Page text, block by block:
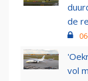
de
vol